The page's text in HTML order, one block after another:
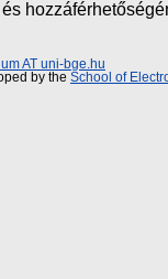
AT uni-bge.hu
by the School of